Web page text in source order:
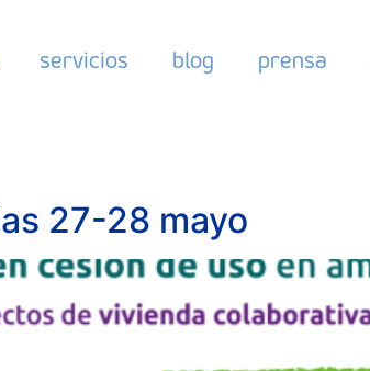
servicios blog prensa
27-28 mayo